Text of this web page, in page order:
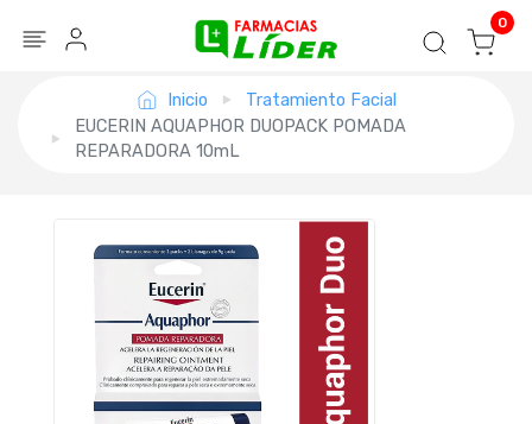
Seguir mi pedido 0
Inicio
Tratamiento Facial
EUCERIN AQUAPHOR DUOPACK POMADA
REPARADORA 10mL